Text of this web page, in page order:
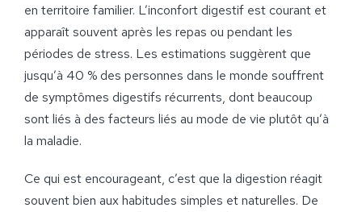
en territoire familier. L’inconfort digestif est courant et
apparaît souvent après les repas ou pendant les
périodes de stress. Les estimations suggèrent que
jusqu’à 40 % des personnes dans le monde souffrent
de symptômes digestifs récurrents, dont beaucoup
sont liés à des facteurs liés au mode de vie plutôt qu’à
la maladie.
Ce qui est encourageant, c’est que la digestion réagit
souvent bien aux habitudes simples et naturelles. De